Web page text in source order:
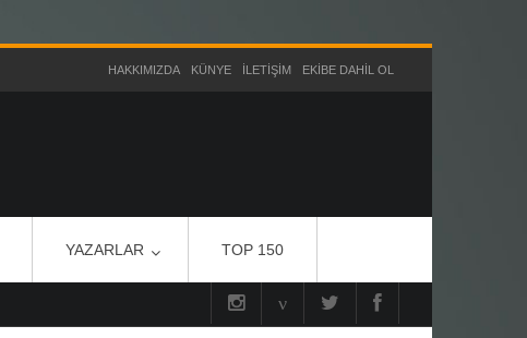
HAKKIMIZDA KÜNYE İLETIŞIM EKIBE DAHIL OL
YAZARLAR TOP 150